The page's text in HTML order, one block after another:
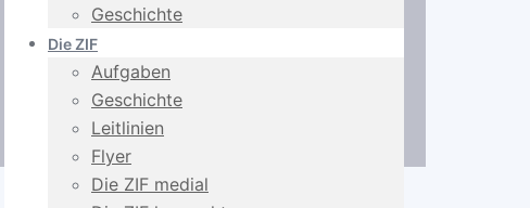
Geschichte
Die ZIF
Aufgaben
Geschichte
Leitlinien
Flyer
Die ZIF medial